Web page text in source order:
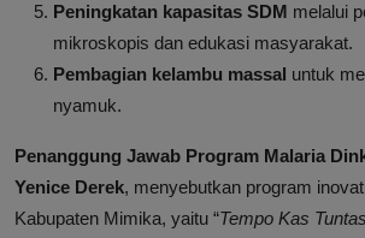
Peningkatan kapasitas SDM melalui
mikroskopis dan edukasi masyarakat.
Pembagian kelambu massal untuk
nyamuk.
Penanggung Jawab Program Malaria
Yenice Derek, menyebutkan program
Kabupaten Mimika, yaitu “Tempo Kas Tuntas